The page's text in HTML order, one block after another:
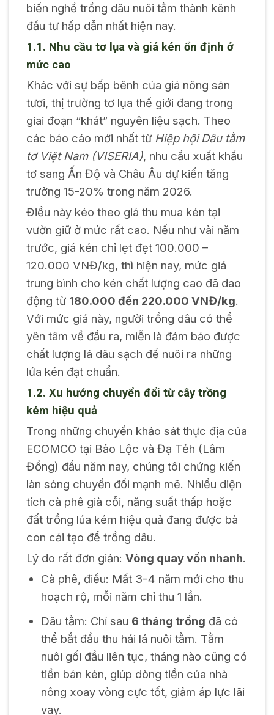
biến nghề trồng dâu nuôi tằm thành kênh
đầu tư hấp dẫn nhất hiện nay.
1.1. Nhu cầu tơ lụa và giá kén ổn định ở
mức cao
Khác với sự bấp bênh của giá nông sản
tươi, thị trường tơ lụa thế giới đang trong
giai đoạn “khát” nguyên liệu sạch. Theo
các báo cáo mới nhất từ Hiệp hội Dâu tằm
tơ Việt Nam (VISERIA), nhu cầu xuất khẩu
tơ sang Ấn Độ và Châu Âu dự kiến tăng
trưởng 15-20% trong năm 2026.
Điều này kéo theo giá thu mua kén tại
vườn giữ ở mức rất cao. Nếu như vài năm
trước, giá kén chỉ lẹt đẹt 100.000 –
120.000 VNĐ/kg, thì hiện nay, mức giá
trung bình cho kén chất lượng cao đã dao
động từ 180.000 đến 220.000 VNĐ/kg.
Với mức giá này, người trồng dâu có thể
yên tâm về đầu ra, miễn là đảm bảo được
chất lượng lá dâu sạch để nuôi ra những
lứa kén đạt chuẩn.
1.2. Xu hướng chuyển đổi từ cây trồng
kém hiệu quả
Trong những chuyến khảo sát thực địa của
ECOMCO tại Bảo Lộc và Đạ Tẻh (Lâm
Đồng) đầu năm nay, chúng tôi chứng kiến
làn sóng chuyển đổi mạnh mẽ. Nhiều diện
tích cà phê già cỗi, năng suất thấp hoặc
đất trồng lúa kém hiệu quả đang được bà
con cải tạo để trồng dâu.
Lý do rất đơn giản: Vòng quay vốn nhanh.
Cà phê, điều: Mất 3-4 năm mới cho thu
hoạch rộ, mỗi năm chỉ thu 1 lần.
Dâu tằm: Chỉ sau 6 tháng trồng đã có
thể bắt đầu thu hái lá nuôi tằm. Tằm
nuôi gối đầu liên tục, tháng nào cũng có
tiền bán kén, giúp dòng tiền của nhà
nông xoay vòng cực tốt, giảm áp lực lãi
vay.